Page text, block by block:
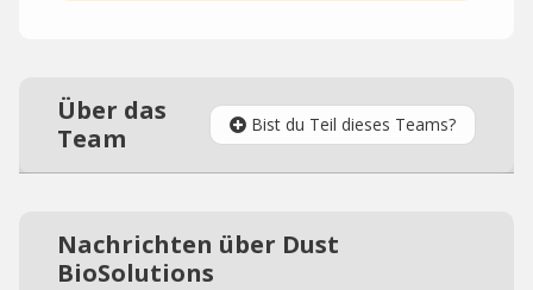
Über das
Team
Bist du Teil dieses Teams?
Nachrichten über Dust
BioSolutions